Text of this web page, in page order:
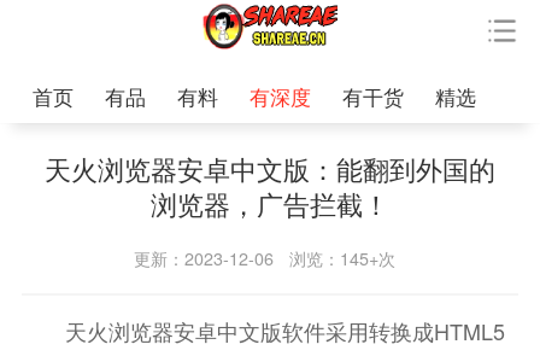
首页 有品 有料 有深度 有干货 精选
天火浏览器安卓中文版：能翻到外国的
浏览器，广告拦截！
更新：2023-12-06 浏览：145+次
天火浏览器安卓中文版软件采用转换成HTML5